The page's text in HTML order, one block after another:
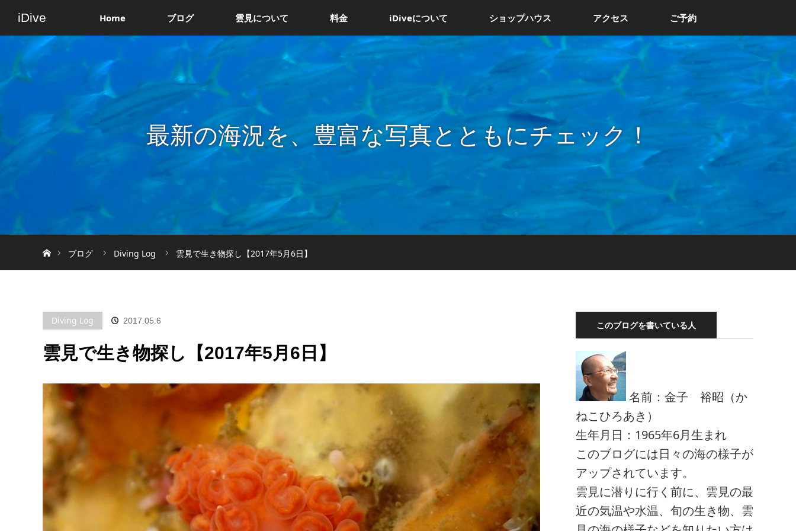
iDive Home ブログ 雲見について 料金 iDiveについて ショップハウス アクセス ご予約
最新の海況を、豊富な写真とともにチェック！
ブログ
Diving Log 雲見で生き物探し【2017年5月6日】
Diving Log 2017.05.6
雲見で生き物探し【2017年5月6日】
このブログを書いている人
名前：金子 裕昭（か
ねこひろあき）
生年月日：1965年6月生まれ
このブログには日々の海の様子が
アップされています。
雲見に潜りに行く前に、雲見の最
近の気温や水温、旬の生き物、雲